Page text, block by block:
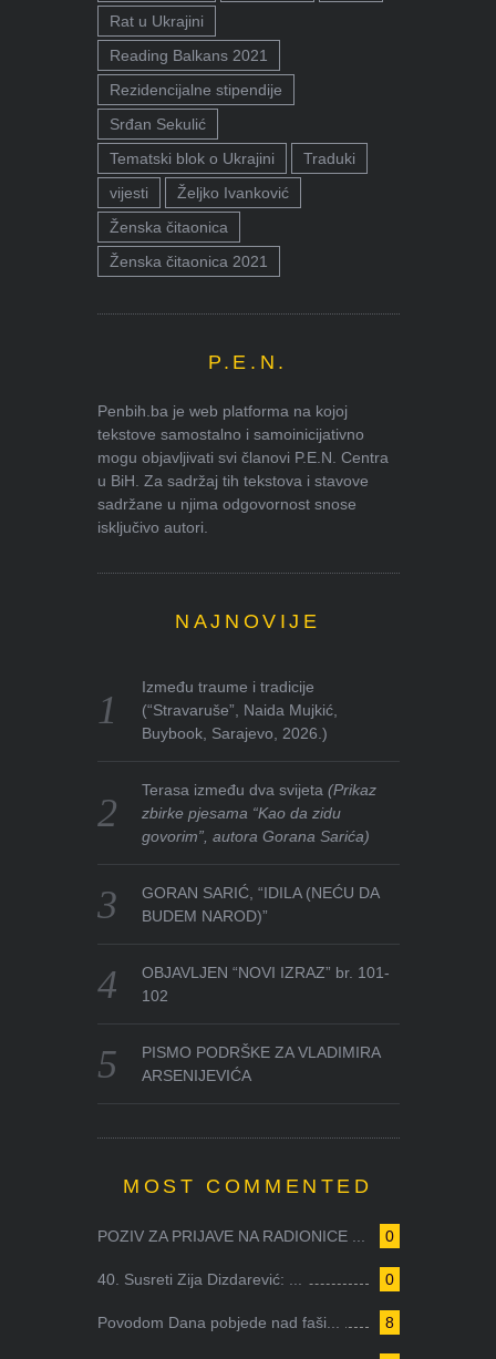
Rat u Ukrajini
Reading Balkans 2021
Rezidencijalne stipendije
Srđan Sekulić
Tematski blok o Ukrajini
Traduki
vijesti
Željko Ivanković
Ženska čitaonica
Ženska čitaonica 2021
P.E.N.
Penbih.ba je web platforma na kojoj
tekstove samostalno i samoinicijativno
mogu objavljivati svi članovi P.E.N. Centra
u BiH. Za sadržaj tih tekstova i stavove
sadržane u njima odgovornost snose
isključivo autori.
NAJNOVIJE
Između traume i tradicije
(“Stravaruše”, Naida Mujkić,
Buybook, Sarajevo, 2026.)
Terasa između dva svijeta(Prikaz
zbirke pjesama “Kao da zidu
govorim”, autora Gorana Sarića)
GORAN SARIĆ, “IDILA (NEĆU DA
BUDEM NAROD)”
OBJAVLJEN “NOVI IZRAZ” br. 101-
102
PISMO PODRŠKE ZA VLADIMIRA
ARSENIJEVIĆA
MOST COMMENTED
0
POZIV ZA PRIJAVE NA RADIONICE ...
0
40. Susreti Zija Dizdarević: ...
8
Povodom Dana pobjede nad faši...